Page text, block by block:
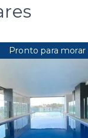
Pronto para morar